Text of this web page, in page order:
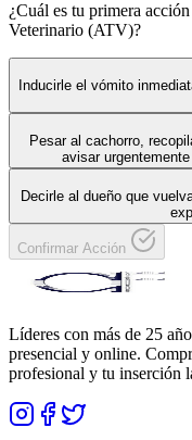
¿Cuál es tu primera
Veterinario (ATV)?
Inducirle el vómito
Pesar al cachorro,
avisar
Decirle al dueño que
Confirmar Acción
Líderes con más de 25
presencial y online.
profesional y tu inserción